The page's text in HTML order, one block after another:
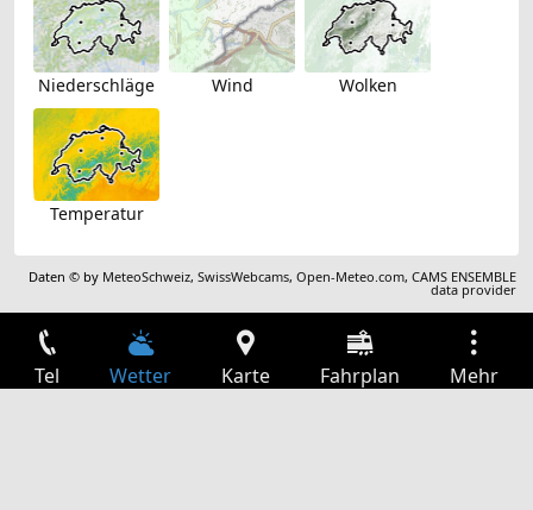
Niederschläge Wind Wolken
Temperatur
Daten © by MeteoSchweiz,SwissWebcams,Open-Meteo.com,CAMS ENSEMBLE
data provider
Tel Wetter Karte Fahrplan Mehr